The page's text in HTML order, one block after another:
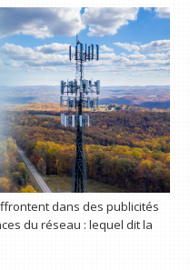
dans des publicités
du réseau : lequel dit la